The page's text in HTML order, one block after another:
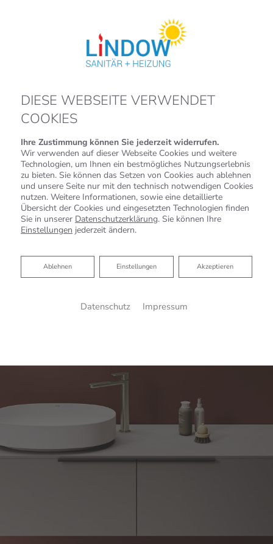
DIESE WEBSEITE VERWENDET
COOKIES
Ihre Zustimmung können Sie jederzeit widerrufen.
Wir verwenden auf dieser Webseite Cookies und weitere
Technologien, um Ihnen ein bestmögliches Nutzungserlebnis
zu bieten. Sie können das Setzen von Cookies auch ablehnen
und unsere Seite nur mit den technisch notwendigen Cookies
nutzen. Weitere Informationen, sowie eine detaillierte
Übersicht der Cookies und eingesetzten Technologien finden
Sie in unserer Datenschutzerklärung. Sie können Ihre
Einstellungen jederzeit ändern.
Akzeptieren
Einstellungen
Ablehnen
Ablehnen
Datenschutz Impressum